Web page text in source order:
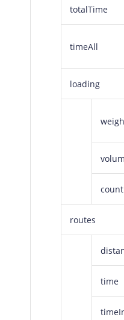
totalTime
timeAll
loading
count
routes
time